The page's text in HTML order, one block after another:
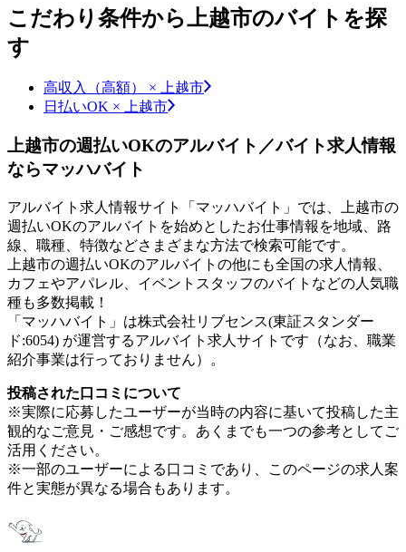
こだわり条件から上越市のバイトを探
す
高収入（高額） × 上越市
日払いOK × 上越市
上越市の週払いOKのアルバイト／バイト求人情報
ならマッハバイト
アルバイト求人情報サイト「マッハバイト」では、上越市の
週払いOKのアルバイトを始めとしたお仕事情報を地域、路
線、職種、特徴などさまざまな方法で検索可能です。
上越市の週払いOKのアルバイトの他にも全国の求人情報、
カフェやアパレル、イベントスタッフのバイトなどの人気職
種も多数掲載！
「マッハバイト」は株式会社リブセンス(東証スタンダー
ド:6054) が運営するアルバイト求人サイトです（なお、職業
紹介事業は行っておりません）。
投稿された口コミについて
※実際に応募したユーザーが当時の内容に基いて投稿した主
観的なご意見・ご感想です。あくまでも一つの参考としてご
活用ください。
※一部のユーザーによる口コミであり、このページの求人案
件と実態が異なる場合もあります。